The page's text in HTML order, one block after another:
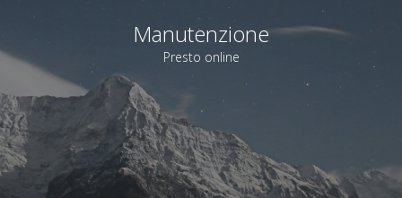
Manutenzione
Presto online